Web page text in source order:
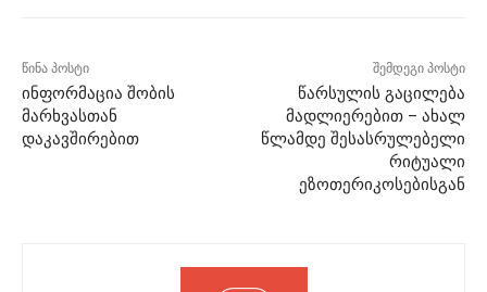
წინა პოსტი
ინფორმაცია შობის
მარხვასთან
დაკავშირებით
შემდეგი პოსტი
წარსულის გაცილება
მადლიერებით – ახალ
წლამდე შესასრულებელი
რიტუალი
ეზოთერიკოსებისგან